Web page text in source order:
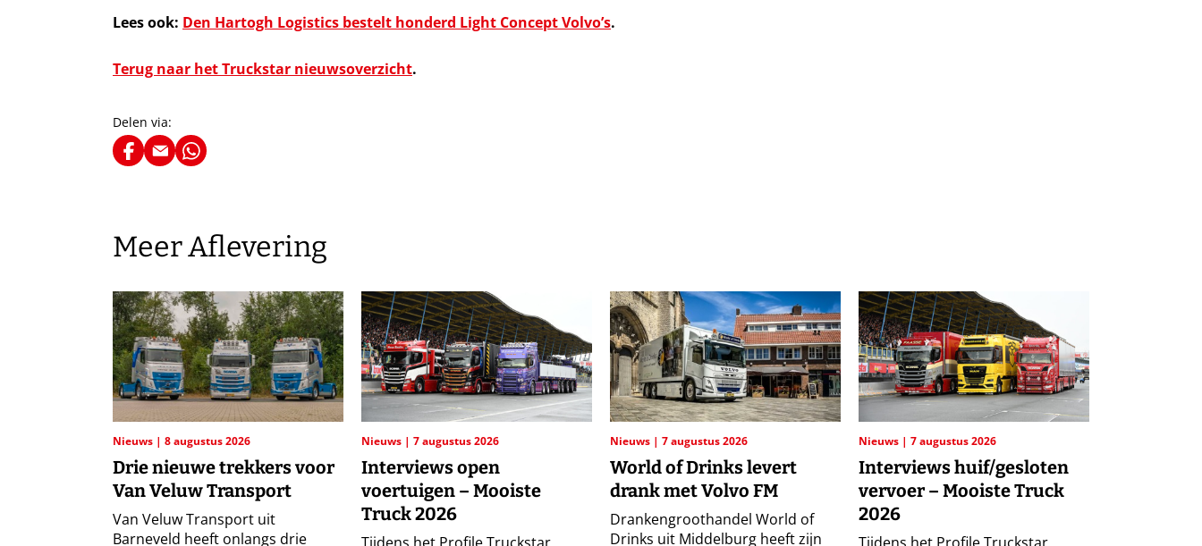
Lees ook: Den Hartogh Logistics bestelt honderd Light Concept Volvo’s.
Terug naar het Truckstar nieuwsoverzicht.
Delen via:
Meer Aflevering
Nieuws 8 augustus 2026
Drie nieuwe trekkers voor
Van Veluw Transport
Van Veluw Transport uit
Barneveld heeft onlangs drie
Nieuws 7 augustus 2026
Interviews open
voertuigen – Mooiste
Truck 2026
Tijdens het Profile Truckstar
Nieuws 7 augustus 2026
World of Drinks levert
drank met Volvo FM
Drankengroothandel World of
Drinks uit Middelburg heeft zijn
Nieuws 7 augustus 2026
Interviews huif/gesloten
vervoer – Mooiste Truck
2026
Tijdens het Profile Truckstar